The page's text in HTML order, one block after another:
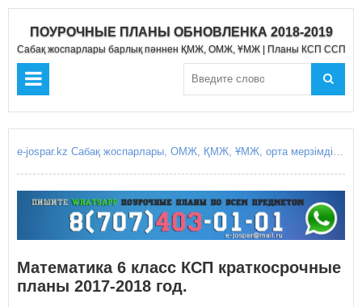
ПОУРОЧНЫЕ ПЛАНЫ ОБНОВЛЕНКА 2018-2019
Сабақ жоспарлары барлық пәннен ҚМЖ, ОМЖ, ҰМЖ | Планы КСП ССП
e-jospar.kz Сабақ жоспарлары, ОМЖ, ҚМЖ, ҰМЖ, орта мерзімді жоспарлары, қысқа мерзімді жоспарлары, күнделікті сабақ жоспарлары, Поурочные планы, КСП, ССП, среднесрочное планирование, краткосрочные планирование, краткосрочный план, среднесрочный план, поурочные планы уроков, ежоспар.кз, ejospar.kz
Математика 6 класс КСП краткосрочные
планы 2017-2018 год.